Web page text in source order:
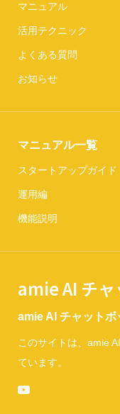
マニュアル
活用テクニック
よくある質問
お知らせ
マニュアル一覧
スタートアップガイド
運用編
機能説明
amie AI チ
amie AI チャットボ
このサイトは、amie
ています。